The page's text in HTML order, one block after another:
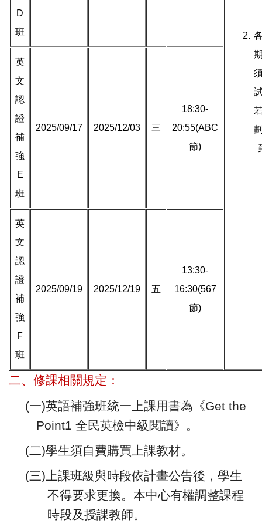
D
班
英
文
認
證
補
強
E
班
2025/09/17 2025/12/03 三
18:30-
20:55(ABC
節)
英
文
認
證
補
強
F
班
2025/09/19 2025/12/19 五
13:30-
16:30(567
節)
二、修課相關規定：
(一)英語補強班統一上課用書為《Get the
Point1 全民英檢中級閱讀》。
(二)學生須自費購買上課教材。
(三)上課班級與時段依計畫公告後，學生
不得要求更換。本中心有權調整課程
時段及授課教師。